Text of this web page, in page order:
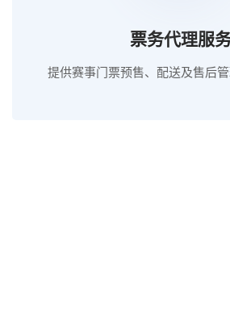
票务代理服
提供赛事门票预售、配送及售后管